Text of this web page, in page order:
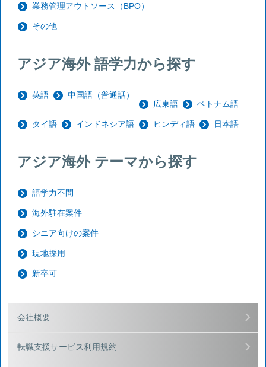
業務管理アウトソース（BPO）
その他
アジア海外 語学力から探す
英語
中国語（普通話）
広東語
ベトナム語
タイ語 インドネシア語 ヒンディ語 日本語
アジア海外 テーマから探す
語学力不問
海外駐在案件
シニア向けの案件
現地採用
新卒可
会社概要
転職支援サービス利用規約